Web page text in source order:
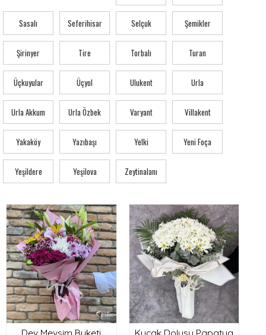
Sasalı Seferihisar Selçuk Şemikler
Şirinyer Tire Torbalı Turan
Üçkuyular Üçyol Ulukent Urla
Urla Akkum Urla Özbek Varyant Villakent
Yakaköy Yazıbaşı Yelki Yeni Foça
Yeşildere Yeşilova Zeytinalanı
Dev Mevsim Buketi Kucak Dolusu Papatya